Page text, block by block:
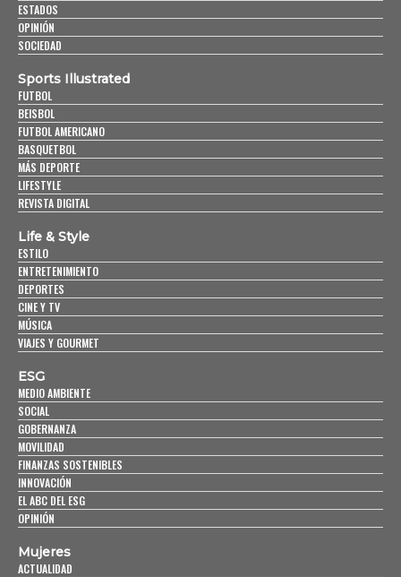
ESTADOS
OPINIÓN
SOCIEDAD
Sports Illustrated
FUTBOL
BEISBOL
FUTBOL AMERICANO
BASQUETBOL
MÁS DEPORTE
LIFESTYLE
REVISTA DIGITAL
Life & Style
ESTILO
ENTRETENIMIENTO
DEPORTES
CINE Y TV
MÚSICA
VIAJES Y GOURMET
ESG
MEDIO AMBIENTE
SOCIAL
GOBERNANZA
MOVILIDAD
FINANZAS SOSTENIBLES
INNOVACIÓN
EL ABC DEL ESG
OPINIÓN
Mujeres
ACTUALIDAD